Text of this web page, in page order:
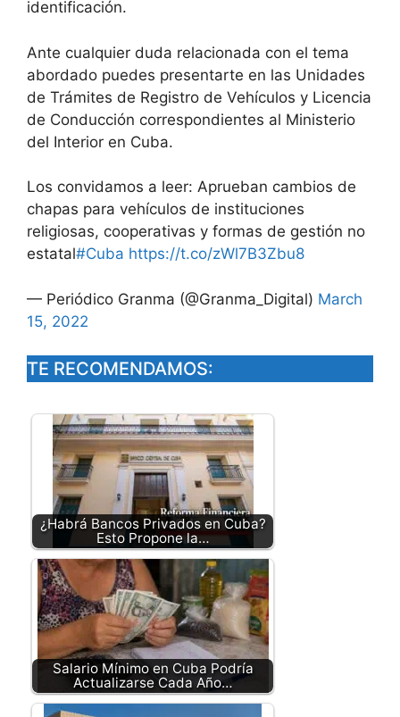
identificación.
Ante cualquier duda relacionada con el tema
abordado puedes presentarte en las Unidades
de Trámites de Registro de Vehículos y Licencia
de Conducción correspondientes al Ministerio
del Interior en Cuba.
Los convidamos a leer: Aprueban cambios de
chapas para vehículos de instituciones
religiosas, cooperativas y formas de gestión no
estatal#Cuba https://t.co/zWl7B3Zbu8
— Periódico Granma (@Granma_Digital) March
15, 2022
TE RECOMENDAMOS:
¿Habrá Bancos Privados en Cuba?
Esto Propone la…
Salario Mínimo en Cuba Podría
Actualizarse Cada Año…